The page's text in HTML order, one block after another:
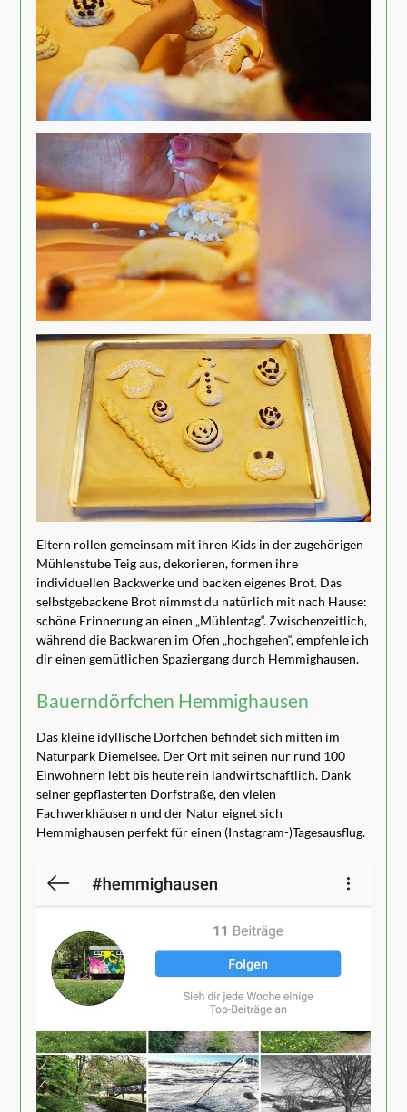
Eltern rollen gemeinsam mit ihren Kids in der zugehörigen
Mühlenstube Teig aus, dekorieren, formen ihre
individuellen Backwerke und backen eigenes Brot. Das
selbstgebackene Brot nimmst du natürlich mit nach Hause:
schöne Erinnerung an einen „Mühlentag“. Zwischenzeitlich,
während die Backwaren im Ofen „hochgehen“, empfehle ich
dir einen gemütlichen Spaziergang durch Hemmighausen.
Bauerndörfchen Hemmighausen
Das kleine idyllische Dörfchen befindet sich mitten im
Naturpark Diemelsee. Der Ort mit seinen nur rund 100
Einwohnern lebt bis heute rein landwirtschaftlich. Dank
seiner gepflasterten Dorfstraße, den vielen
Fachwerkhäusern und der Natur eignet sich
Hemmighausen perfekt für einen (Instagram-)Tagesausflug.